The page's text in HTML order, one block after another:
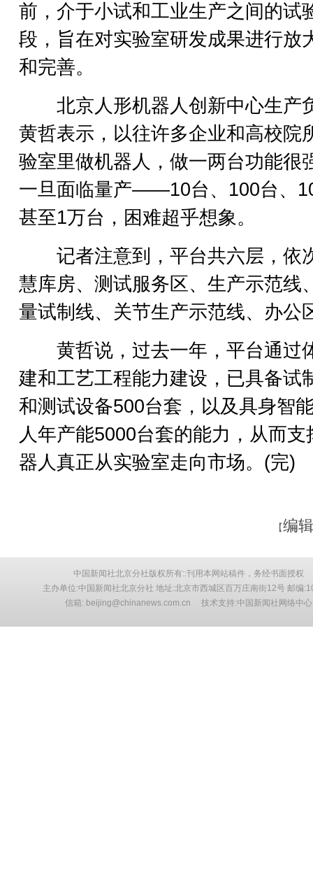
前，介于小试和工业生产之间的试
段，旨在对实验室研发成果进行放
和完善。
北京人形机器人创新中心生产
黄哲表示，以往许多企业和高校院
验室里做机器人，做一两台功能很
一旦面临量产——10台、100台、
甚至1万台，困难超乎想象。
记者注意到，平台共六层，依
慧库房、测试服务区、生产示范线
量试制线、关节生产示范线、办公
黄哲说，过去一年，平台通过
建和工艺工程能力建设，已具备试
和测试设备500台套，以及具身智
人年产能5000台套的能力，从而支
器人真正从实验室走向市场。(完)
【编
中国新闻社北京分社版权所有::刊用本网站稿件，务经书面授权
主办单位:中国新闻社北京分社 地址:北京市西城区百万庄南街12号 邮编
信箱: beijing@chinanews.com.cn 技术支持:中国新闻社网络中心